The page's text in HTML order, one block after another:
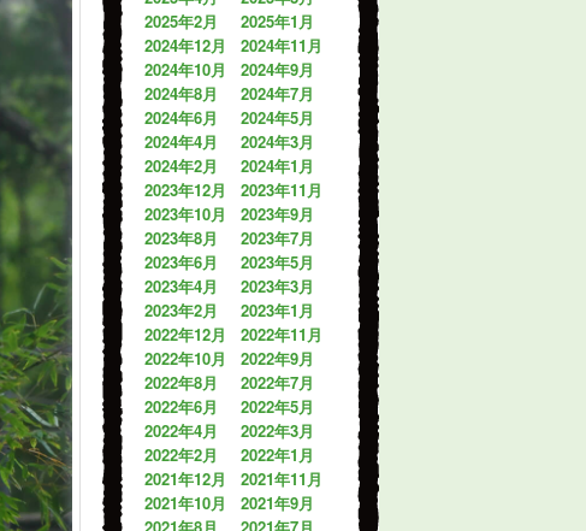
2025年2月
2025年1月
2024年12月
2024年11月
2024年10月
2024年9月
2024年8月
2024年7月
2024年6月
2024年5月
2024年4月
2024年3月
2024年2月
2024年1月
2023年12月
2023年11月
2023年10月
2023年9月
2023年8月
2023年7月
2023年6月
2023年5月
2023年4月
2023年3月
2023年2月
2023年1月
2022年12月
2022年11月
2022年10月
2022年9月
2022年8月
2022年7月
2022年6月
2022年5月
2022年4月
2022年3月
2022年2月
2022年1月
2021年12月
2021年11月
2021年10月
2021年9月
2021年8月
2021年7月